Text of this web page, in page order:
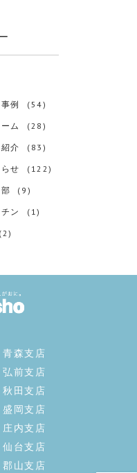
例 (54)
ム (28)
介 (83)
せ (122)
(9)
ン (1)
(2)
青森支店
弘前支店
秋田支店
盛岡支店
庄内支店
仙台支店
郡山支店